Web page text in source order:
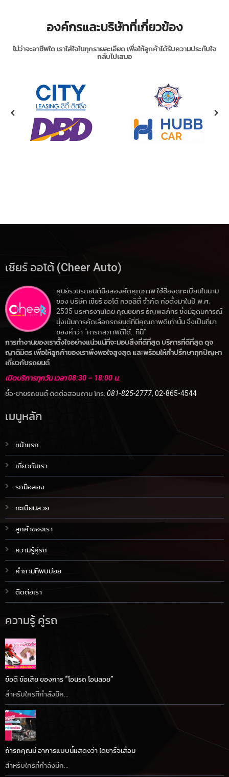
องค์กรและบริษัทที่เกี่ยวข้อง
ไม่ว่าจะอาชีพใด เราใส่ใจในทุกรายละเอียด เพื่อให้ลูกค้าได้รับความประทับใจ
กลับไปเสมอ
เชียร์ ออโต้ (Cheer Auto)
ศูนย์รวมรถยนต์มือสองคัดคุณภาพ ใช้ชื่อจดทะเบียนในนาม
ของ บริษัท เชียร์ ออโต้ ควอลิตี้ จำกัด ก่อตั้งมาในปี พ.ศ.
2535 บริหารงานโดย คุณชยกร ธัญพลภัทร ซึ่งมีอุดมการณ์
มุ่งเน้นการคัดเลือกรถยนต์ที่มีคุณภาพดีเท่านั้น จึงเป็นที่มา
ของคำว่า “หารถสภาพดีได้.. ที่นี่”
การทำงานของเราตั้งใจอย่างแน่วแน่ที่จะมอบสิ่งที่ดีที่สุด บริการที่ดีที่สุด ดุจ
ญาติมิตร เพื่อให้ลูกค้าของเราพึงพอใจสูงสุด และพร้อมให้คำปรึกษาทุกปัญหา
เกี่ยวกับรถยนต์
เปิดบริการทุกวัน เวลา 08:30 – 18:00 น.
ซื้อ-ขายรถยนต์ ติดต่อสอบถาม โทร: 081-825-2777, 02-865-4544
เมนูหลัก
หน้าแรก
เกี่ยวกับเรา
รถมือสอง
ทะเบียนสวย
ลูกค้าของเรา
ความรู้คู่รถ
คำถามที่พบบ่อย
ติดต่อเรา
ความรู้ คู่รถ
ข้อดี ข้อเสีย ของการ “โอนรถ โอนลอย”
สำหรับใครที่กำลังมีค...
ถ้ารถคุณมี อาการแบบนี้แสดงว่า ไดชาร์จเสื่อม
สำหรับใครที่กำลังมีค...